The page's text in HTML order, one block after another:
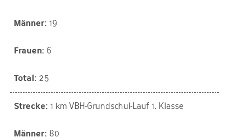
19
6
25
1 km VBH-Grundschul-Lauf 1. Klasse
80